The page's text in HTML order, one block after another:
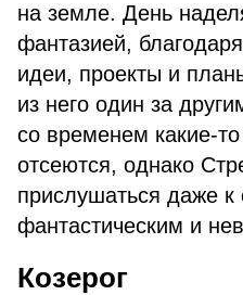
на земле. День
фантазией,
идеи, проекты и
из него один за
со временем какие-
отсеются, однако
прислушаться даже
фантастическим и
Козерог